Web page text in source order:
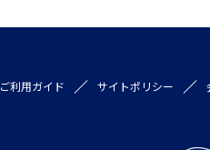
ご利用ガイド サイトポリシー